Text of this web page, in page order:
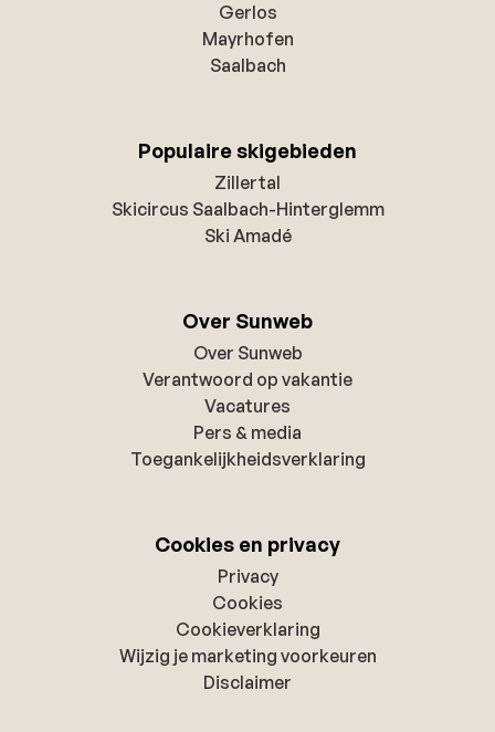
Gerlos
Mayrhofen
Saalbach
Populaire skigebieden
Zillertal
Skicircus Saalbach-Hinterglemm
Ski Amadé
Over Sunweb
Over Sunweb
Verantwoord op vakantie
Vacatures
Pers & media
Toegankelijkheidsverklaring
Cookies en privacy
Privacy
Cookies
Cookieverklaring
Wijzig je marketing voorkeuren
Disclaimer